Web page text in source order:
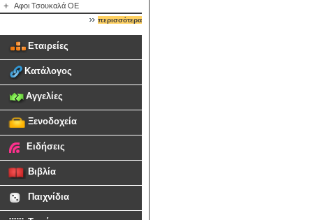
+ Αφοι Τσουκαλά ΟΕ
περισσότερα
Εταιρείες
Κατάλογος
Αγγελίες
Ξενοδοχεία
Ειδήσεις
Βιβλία
Παιχνίδια